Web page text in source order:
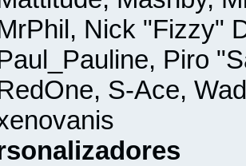
Nick "Fizzy"
Piro
S-Ace,